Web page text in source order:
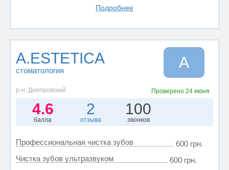
Подробнее
A.ESTETICA
стоматология A
р-н. Днепровский Проверено 24 июня
4.6
балла
2
отзыва
100
звонков
Профессиональная чистка зубов
600 грн.
Чистка зубов ультразвуком
600 грн.